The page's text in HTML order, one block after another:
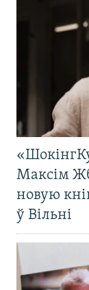
Максім
новую
ў Вільні